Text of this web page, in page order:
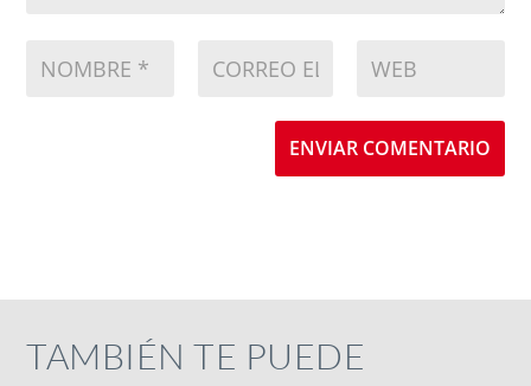
ENVIAR COMENTARIO
TAMBIÉN TE PUEDE